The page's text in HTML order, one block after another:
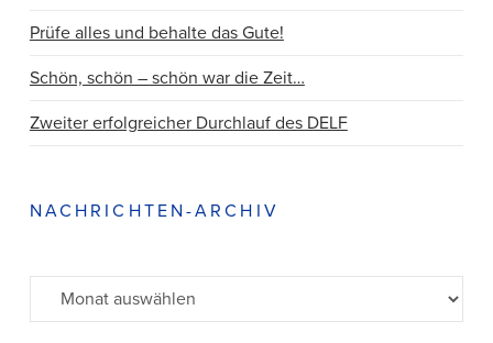
Prüfe alles und behalte das Gute!
Schön, schön – schön war die Zeit…
Zweiter erfolgreicher Durchlauf des DELF
NACHRICHTEN-ARCHIV
Archiv